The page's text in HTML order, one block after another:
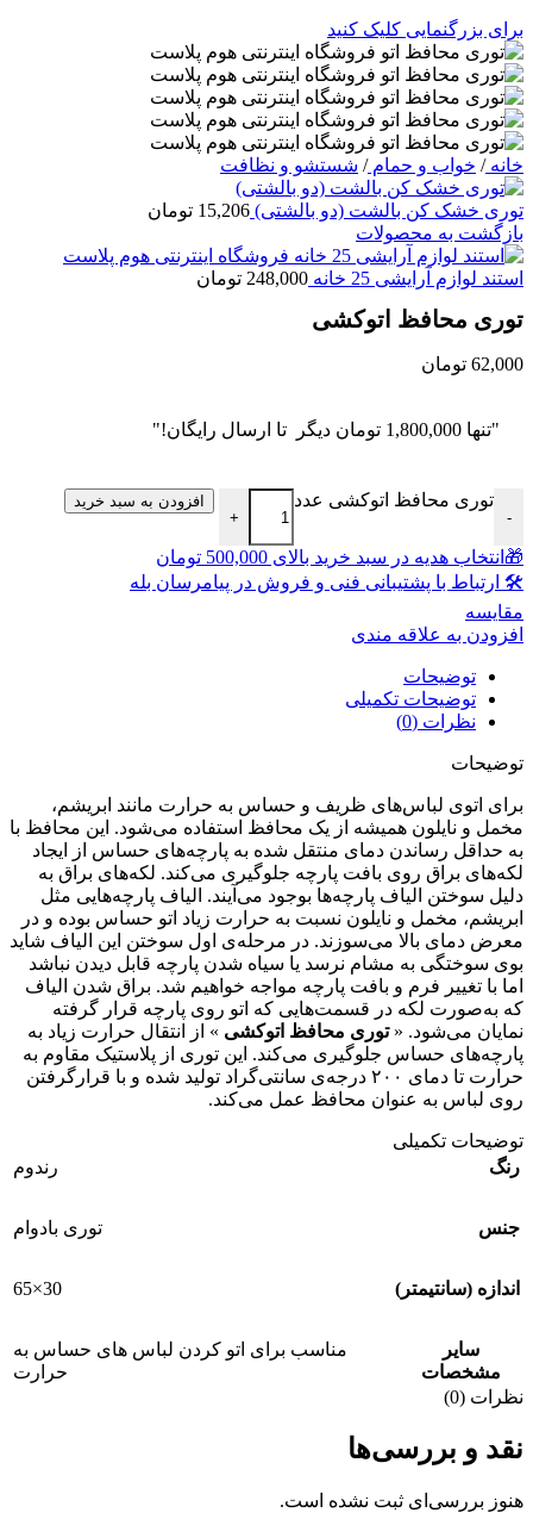
برای بزرگنمایی کلیک کنید
خانه/ خواب و حمام/ شستشو و نظافت
توری خشک کن بالشت (دو بالشتی) 15,206 تومان
بازگشت به محصولات
استند لوازم آرایشی 25 خانه 248,000 تومان
توری محافظ اتوکشی
62,000 تومان
"تنها 1,800,000 تومان دیگر تا ارسال رایگان!"
-
توری محافظ اتوکشی عدد
+
افزودن به سبد خرید
🎁انتخاب هدیه در سبد خرید بالای 500,000 تومان
🛠 ارتباط با پشتیبانی فنی و فروش در پیامرسان بله
مقايسه
افزودن به علاقه مندی
توضیحات
توضیحات تکمیلی
نظرات (0)
توضیحات
برای اتوی لباس‌های ظریف و حساس به حرارت مانند ابریشم،
مخمل و نایلون همیشه از یک محافظ استفاده می‌شود. این محافظ با
به حداقل رساندن دمای منتقل شده به پارچه‌های حساس از ایجاد
لکه‌های براق روی بافت پارچه جلوگیری می‌کند. لکه‌های براق به
دلیل سوختن الیاف پارچه‌ها بوجود می‌آیند. الیاف پارچه‌هایی مثل
ابریشم، مخمل و نایلون نسبت به حرارت زیاد اتو حساس بوده و در
معرض دمای بالا می‌سوزند. در مرحله‌ی اول سوختن این الیاف شاید
بوی سوختگی به مشام نرسد یا سیاه شدن پارچه قابل دیدن نباشد
اما با تغییر فرم و بافت پارچه مواجه خواهیم شد. براق شدن الیاف
که به‌صورت لکه در قسمت‌هایی که اتو روی پارچه قرار گرفته
نمایان می‌شود. «توری محافظ اتوکشی » از انتقال حرارت زیاد به
پارچه‌های حساس جلوگیری می‌کند. این توری از پلاستیک مقاوم به
حرارت تا دمای ۲۰۰ درجه‌ی سانتی‌گراد تولید شده و با قرارگرفتن
روی لباس به عنوان محافظ عمل می‌کند.
توضیحات تکمیلی
رنگ
رندوم
جنس توری بادوام
اندازه (سانتیمتر) 30×65
سایر
مشخصات
مناسب برای اتو کردن لباس های حساس به
حرارت
نظرات (0)
نقد و بررسی‌ها
هنوز بررسی‌ای ثبت نشده است.